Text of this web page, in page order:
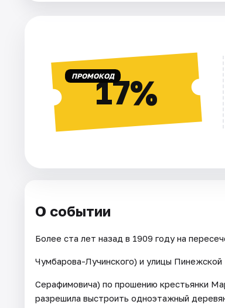
ПРОМОКОД17%
О событии
Более ста лет назад в 1909 году на
Чумбарова-Лучинского) и улицы Пинежской
Серафимовича) по прошению крестьянки
разрешила выстроить одноэтажный